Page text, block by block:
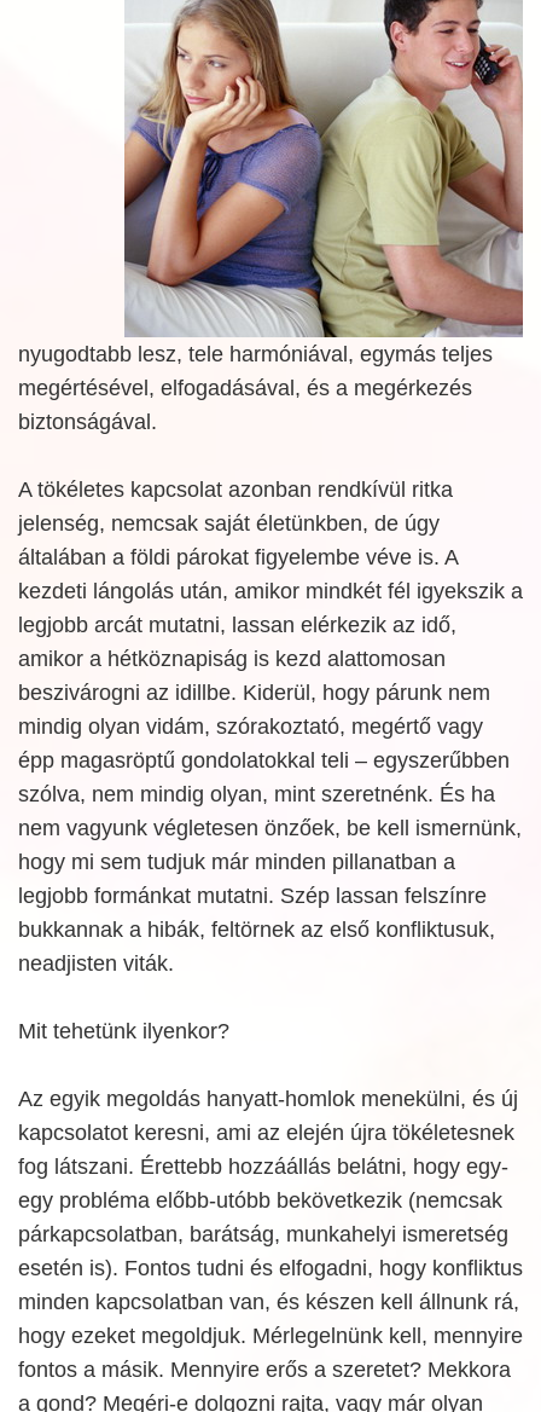
nyugodtabb lesz, tele harmóniával, egymás teljes
megértésével, elfogadásával, és a megérkezés
biztonságával.
A tökéletes kapcsolat azonban rendkívül ritka
jelenség, nemcsak saját életünkben, de úgy
általában a földi párokat figyelembe véve is. A
kezdeti lángolás után, amikor mindkét fél igyekszik a
legjobb arcát mutatni, lassan elérkezik az idő,
amikor a hétköznapiság is kezd alattomosan
beszivárogni az idillbe. Kiderül, hogy párunk nem
mindig olyan vidám, szórakoztató, megértő vagy
épp magasröptű gondolatokkal teli – egyszerűbben
szólva, nem mindig olyan, mint szeretnénk. És ha
nem vagyunk végletesen önzőek, be kell ismernünk,
hogy mi sem tudjuk már minden pillanatban a
legjobb formánkat mutatni. Szép lassan felszínre
bukkannak a hibák, feltörnek az első konfliktusuk,
neadjisten viták.
Mit tehetünk ilyenkor?
Az egyik megoldás hanyatt-homlok menekülni, és új
kapcsolatot keresni, ami az elején újra tökéletesnek
fog látszani. Érettebb hozzáállás belátni, hogy egy-
egy probléma előbb-utóbb bekövetkezik (nemcsak
párkapcsolatban, barátság, munkahelyi ismeretség
esetén is). Fontos tudni és elfogadni, hogy konfliktus
minden kapcsolatban van, és készen kell állnunk rá,
hogy ezeket megoldjuk. Mérlegelnünk kell, mennyire
fontos a másik. Mennyire erős a szeretet? Mekkora
a gond? Megéri-e dolgozni rajta, vagy már olyan